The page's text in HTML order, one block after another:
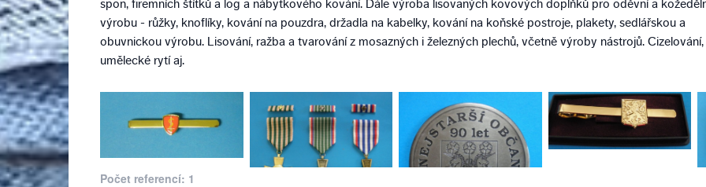
spon, firemních štítků a log a nábytkového kování. Dále výroba lisovaných kovových doplňků pro oděvní a
výrobu - růžky, knoflíky, kování na pouzdra, držadla na kabelky, kování na koňské postroje, plakety, sedlářskou a
obuvnickou výrobu. Lisování, ražba a tvarování z mosazných i železných plechů, včetně výroby nástrojů. Cizelování,
umělecké rytí aj.
Počet referencí: 1